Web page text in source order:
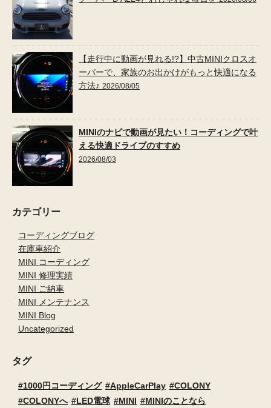
【走行中に動画が見れる!?】中古MINIクロスオ
ーバーで、家族のお出かけがもっと快適になる
方法♪ 2026/08/05
MINIのナビで動画が見たい！コーディングで叶
える快適ドライブのすすめ
2026/08/03
カテゴリー
コーディングブログ
在庫車紹介
MINI コーディング
MINI 修理実績
MINI ご納車
MINI メンテナンス
MINI Blog
Uncategorized
タグ
1000円コーディング AppleCarPlay
COLONY
COLONYへ
LED電球 MINI MINIのことなら